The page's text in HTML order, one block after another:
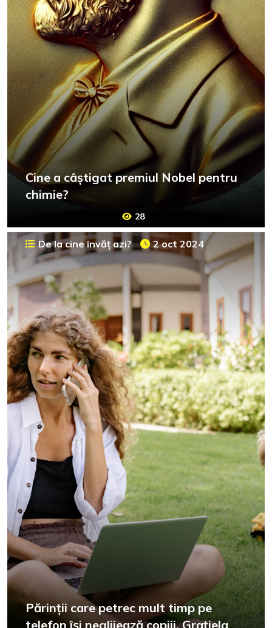
Cine a câștigat premiul Nobel pentru
chimie?
28
De la cine învăț azi? 2 oct 2024
Părinții care petrec mult timp pe
telefon își neglijează copiii. Grațiela